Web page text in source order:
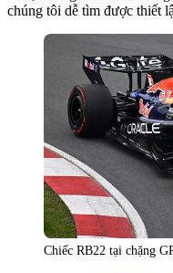
chúng tôi dễ tìm được thiết
Chiếc RB22 tại chặng